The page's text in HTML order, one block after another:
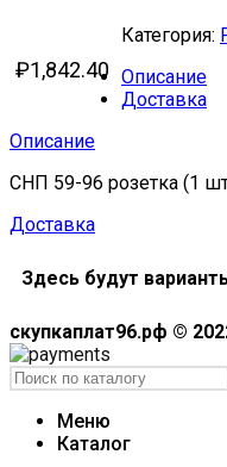
₽1,842.40
Категория:
Описание
Доставка
Описание
СНП 59-96 розетка (1
Доставка
Здесь будут
скупкаплат96.рф ©
Меню
Каталог